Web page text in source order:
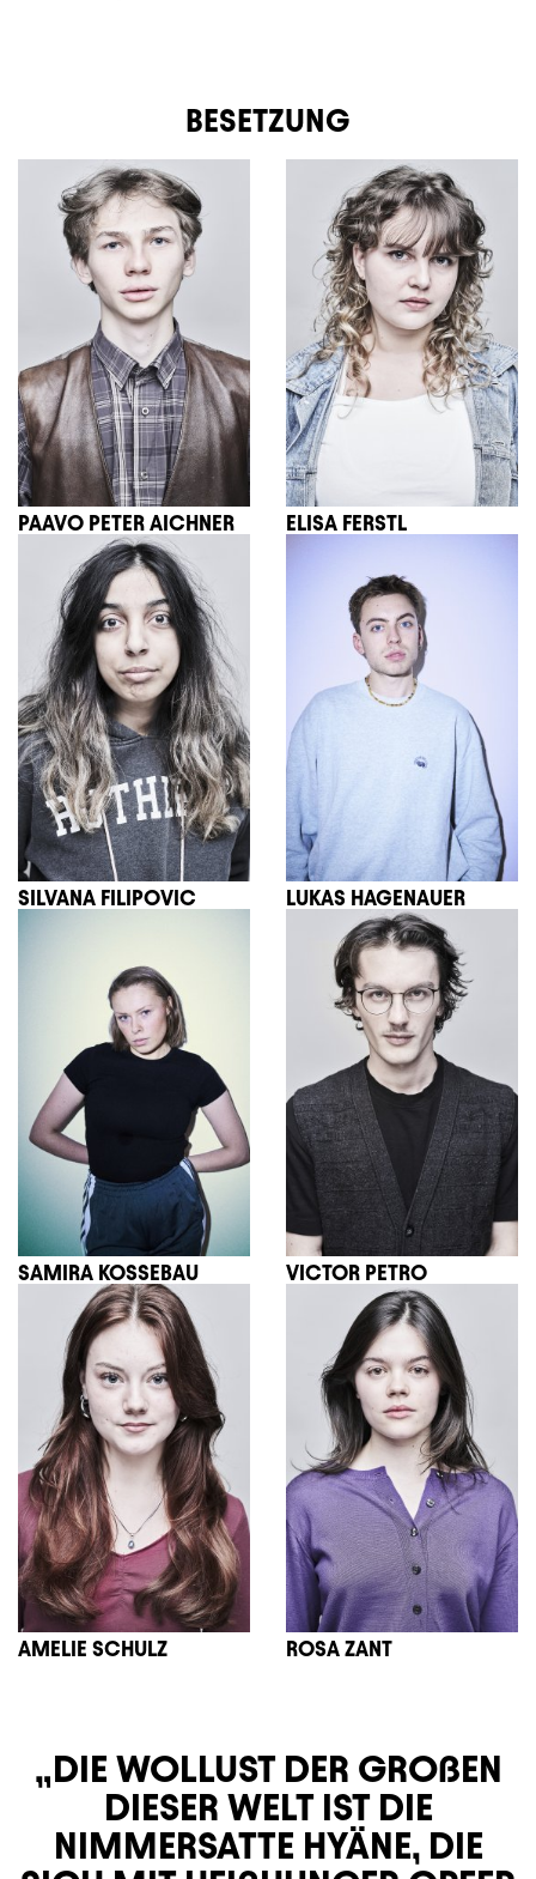
BESETZUNG
PAAVO PETER AICHNER ELISA FERSTL
SILVANA FILIPOVIC LUKAS HAGENAUER
SAMIRA KOSSEBAU VICTOR PETRO
AMELIE SCHULZ ROSA ZANT
DIE WOLLUST DER GROßEN
DIESER WELT IST DIE
NIMMERSATTE HYÄNE, DIE